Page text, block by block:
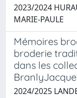
2023/2024
MARIE-PAULE
Mémoires
broderie
dans les
2024/2025